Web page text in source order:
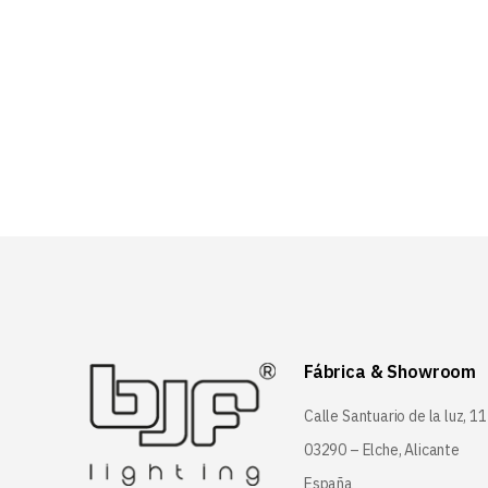
Fábrica & Showroom
Calle Santuario de la luz, 11
03290 – Elche, Alicante
España